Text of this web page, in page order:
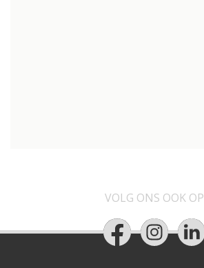
VOLG ONS OOK OP